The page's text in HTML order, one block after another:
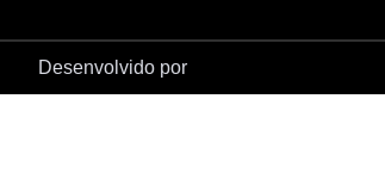
Desenvolvido por